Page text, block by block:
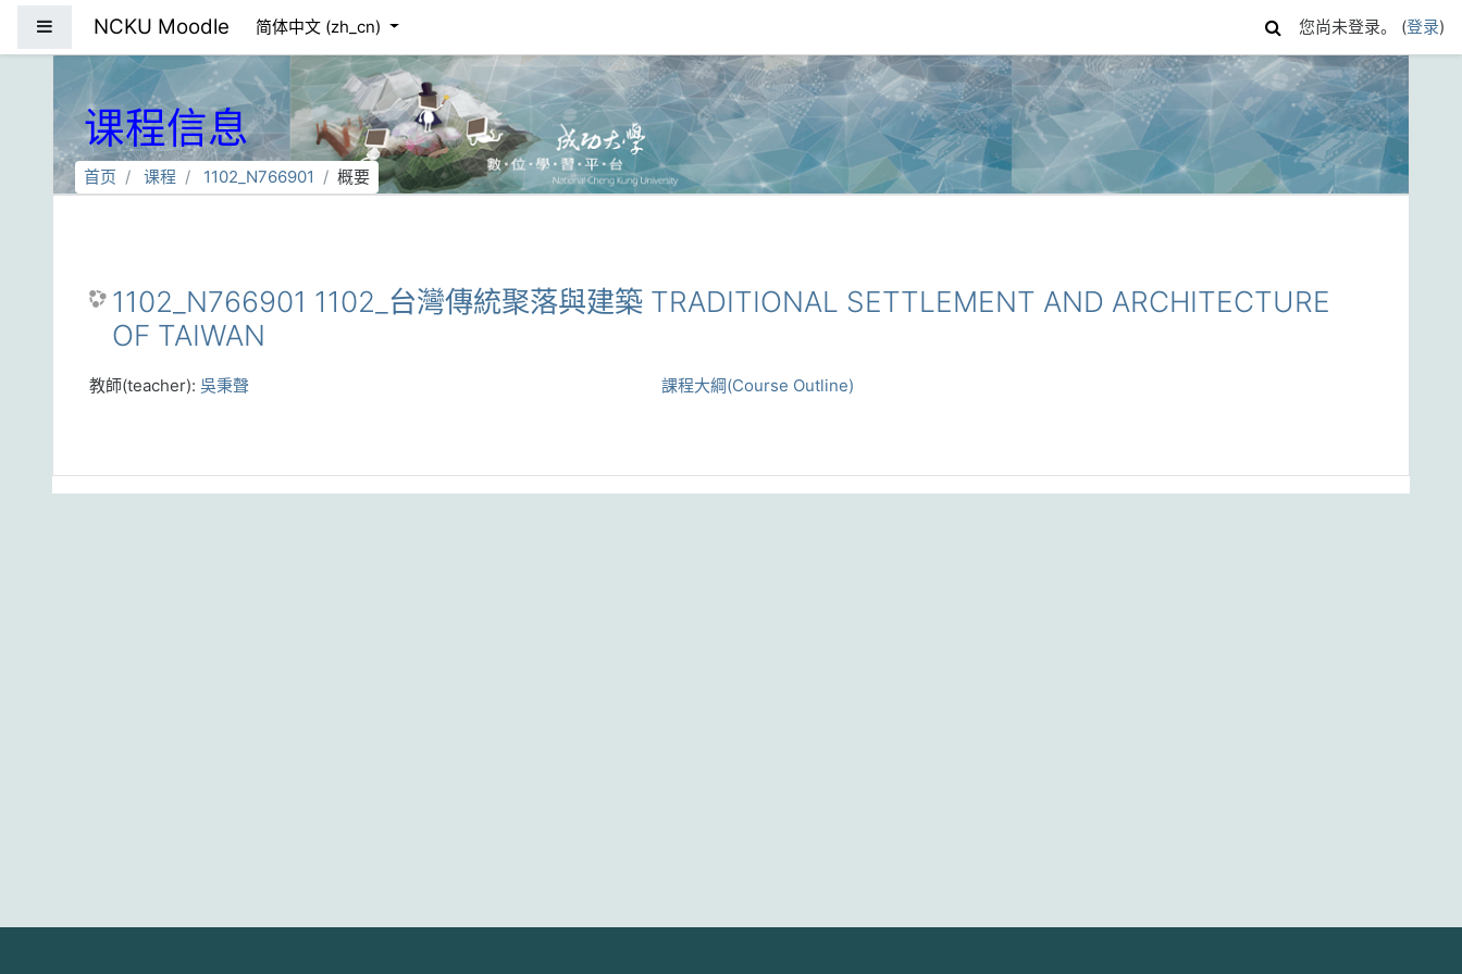
停靠面板NCKU Moodle 简体中文 ‎(zh_cn)‎ 您尚未登录。 (登录)
课程信息
首页 课程 1102_N766901 概要
1102_N766901 1102_台灣傳統聚落與建築 TRADITIONAL SETTLEMENT AND ARCHITECTURE
OF TAIWAN
課程大綱(Course Outline)
教師(teacher): 吳秉聲